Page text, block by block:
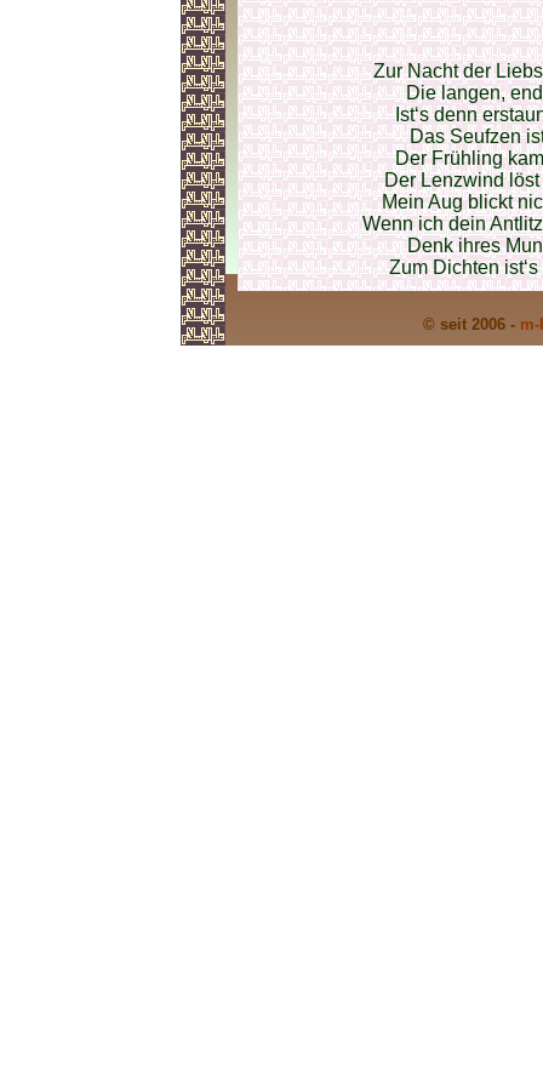
Zur Nacht der
Die langen,
Ist‘s denn
Das Seufzen
Der Frühling
Der Lenzwind
Mein Aug blickt
Wenn ich dein
Denk ihres
Zum Dichten
© seit 2006 -